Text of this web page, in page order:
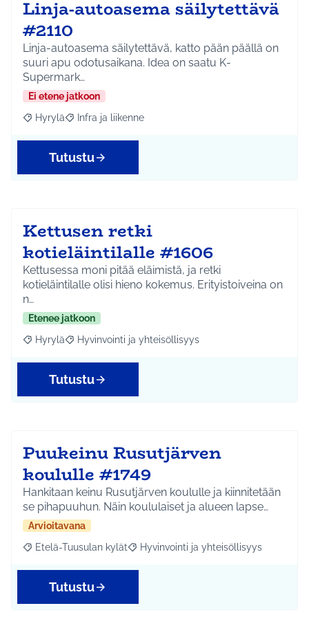
Linja-autoasema säilytettävä
#2110
Linja-autoasema säilytettävä, katto pään päällä on
suuri apu odotusaikana. Idea on saatu K-
Supermark…
Ei etene jatkoon
Rajaa tulokset aihepiirin mukaan: Hyrylä
Hyrylä Rajaa tulokset teeman mukaan: Infra ja liikenne
Infra ja liikenne
Tutustu
Kettusen retki
kotieläintilalle #1606
Kettusessa moni pitää eläimistä, ja retki
kotieläintilalle olisi hieno kokemus. Erityistoiveina on
n…
Etenee jatkoon
Rajaa tulokset aihepiirin mukaan: Hyrylä
Hyrylä Rajaa tulokset teeman mukaan: Hyvinvointi ja
Hyvinvointi ja yhteisöllisyys
Tutustu
Puukeinu Rusutjärven
koululle #1749
Hankitaan keinu Rusutjärven koululle ja kiinnitetään
se pihapuuhun. Näin koululaiset ja alueen lapse…
Arvioitavana
Rajaa tulokset aihepiirin mukaan: Etelä-Tuusulan kylät
Etelä-Tuusulan kylät Rajaa tulokset teeman mukaan:
Hyvinvointi ja yhteisöllisyys
Tutustu